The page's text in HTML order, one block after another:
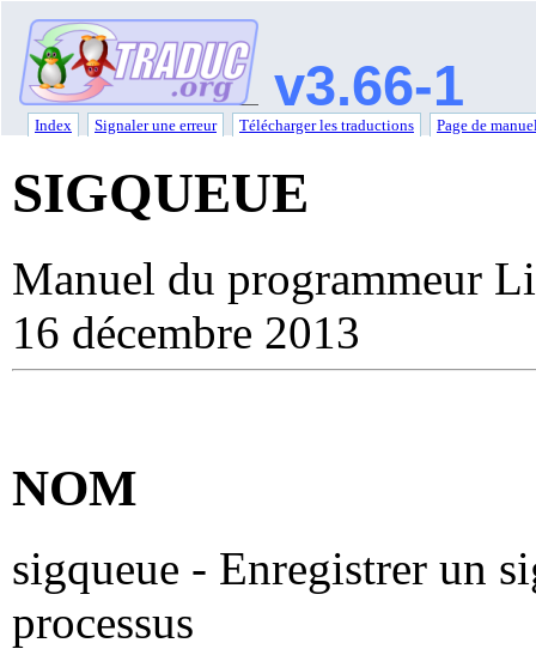
v3.66-1
Index Signaler une erreur Télécharger les traductions Page de
SIGQUEUE
Manuel du programmeur
16 décembre 2013
NOM
sigqueue - Enregistrer un
processus